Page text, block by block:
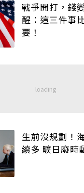
戰爭開打，錢
醒：這三件事
要！
生前沒規劃！
續多 曠日廢時